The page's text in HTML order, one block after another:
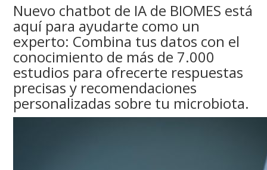
Nuevo chatbot de IA de BIOMES está
aquí para ayudarte como un
experto: Combina tus datos con el
conocimiento de más de 7.000
estudios para ofrecerte respuestas
precisas y recomendaciones
personalizadas sobre tu microbiota.